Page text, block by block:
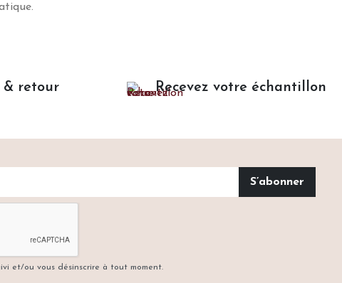
& retour Recevez votre échantillon
et/ou vous désinscrire à tout moment.